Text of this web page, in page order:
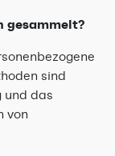
gesammelt?
sind
und das
von